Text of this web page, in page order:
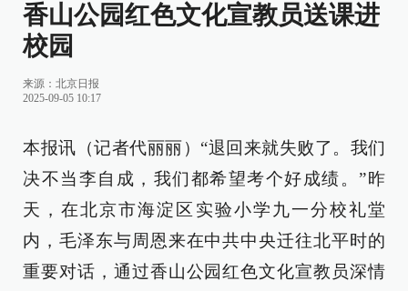
香山公园红色文化宣教员送课进
校园
来源： 北京日报
2025-09-05 10:17
本报讯（记者代丽丽）“退回来就失败了。我们
决不当李自成，我们都希望考个好成绩。”昨
天，在北京市海淀区实验小学九一分校礼堂
内，毛泽东与周恩来在中共中央迁往北平时的
重要对话，通过香山公园红色文化宣教员深情